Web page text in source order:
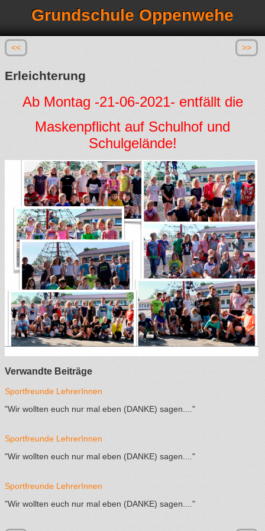
Grundschule Oppenwehe
<< >>
Erleichterung
Ab Montag -21-06-2021- entfällt die
Maskenpflicht auf Schulhof und
Schulgelände!
Verwandte Beiträge
Sportfreunde LehrerInnen
"Wir wollten euch nur mal eben (DANKE) sagen...."
Sportfreunde LehrerInnen
"Wir wollten euch nur mal eben (DANKE) sagen...."
Sportfreunde LehrerInnen
"Wir wollten euch nur mal eben (DANKE) sagen...."